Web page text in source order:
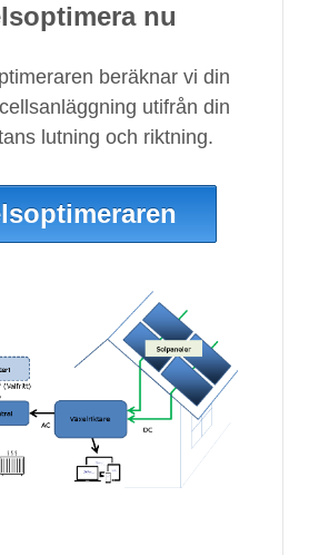
nu
beräknar vi din
utifrån din
lutning och riktning.